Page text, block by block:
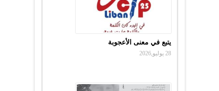
يتبع في معنى الأعجوبة
28 يوليو,2026